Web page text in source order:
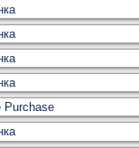
Purchase